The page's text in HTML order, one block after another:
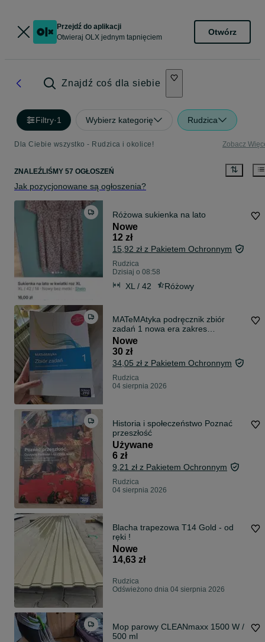
Przejdź do aplikacji
Otwieraj OLX jednym tapnięciem
Otwórz
Znajdź coś dla siebie
Filtry·1 Wybierz kategorię Rudzica
Dla Ciebie wszystko - Rudzica i okolice! Zobacz
ZNALEŹLIŚMY 57 OGŁOSZEŃ
Jak pozycjonowane są ogłoszenia?
Różowa sukienka na lato
Nowe
12 zł
15,92 zł z Pakietem Ochronnym
Rudzica
Dzisiaj o 08:58
XL / 42 Różowy
MATeMAtyka podręcznik zbiór
zadań 1 nowa era zakres
podstawowy
Nowe
30 zł
34,05 zł z Pakietem Ochronnym
Rudzica
04 sierpnia 2026
Historia i społeczeństwo Poznać
przeszłość
Używane
6 zł
9,21 zł z Pakietem Ochronnym
Rudzica
04 sierpnia 2026
Blacha trapezowa T14 Gold - od
ręki !
Nowe
14,63 zł
Rudzica
Odświeżono dnia 04 sierpnia 2026
Mop parowy CLEANmaxx 1500 W /
500 ml